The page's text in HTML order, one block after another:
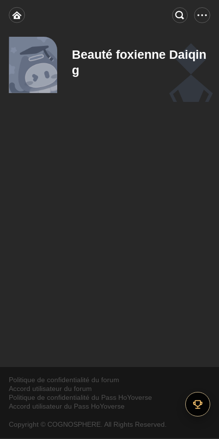
Beauté foxienne Daiqin
g
Politique de confidentialité du forum
Accord utilisateur du forum
Politique de confidentialité du Pass HoYoverse
Accord utilisateur du Pass HoYoverse
Copyright © COGNOSPHERE. All Rights Reserved.